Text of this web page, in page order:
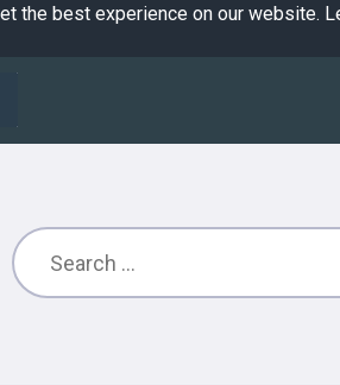
the best experience on our website.